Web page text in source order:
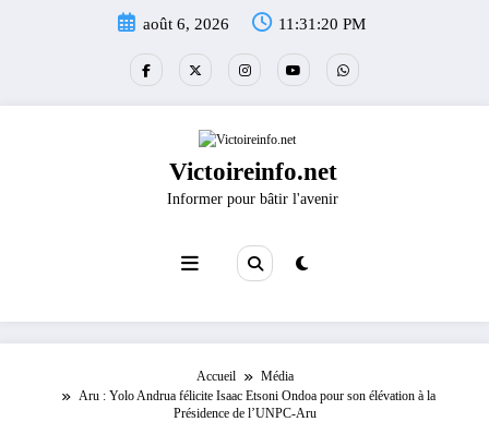
août 6, 2026 11:31:20 PM
Victoireinfo.net
Informer pour bâtir l'avenir
Accueil
Média
Aru : Yolo Andrua félicite Isaac Etsoni Ondoa pour son élévation à la
Présidence de l’UNPC-Aru